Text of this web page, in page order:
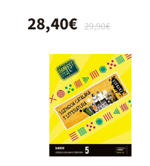
29,90€
28,40€